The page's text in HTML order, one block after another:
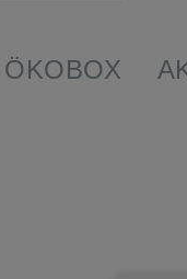
ÖKOBOX